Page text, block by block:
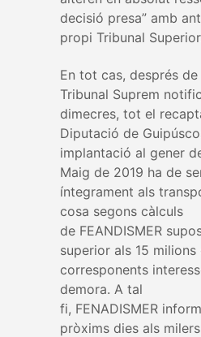
decisió presa” amb
propi Tribunal
En tot cas, després
Tribunal Suprem
dimecres, tot el
Diputació de
implantació al gener
Maig de 2019 ha de
íntegrament als
cosa segons càlculs
de FEANDISMER
superior als 15 milions
corresponents
demora. A tal
fi, FENADISMER
pròxims dies als